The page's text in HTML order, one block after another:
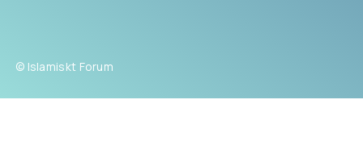
© Islamiskt Forum